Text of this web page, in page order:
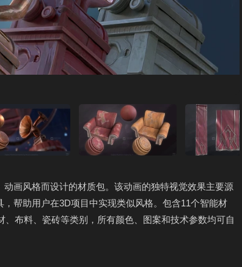
画风格而设计的材质包。该动画的独特视觉效果主要源
帮助用户在3D项目中实现类似风格。包含11个智能材
布料、瓷砖等类别，所有颜色、图案和技术参数均可自